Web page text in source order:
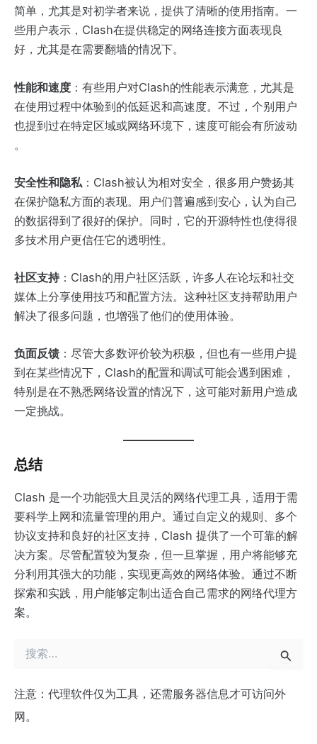
简单，尤其是对初学者来说，提供了清晰的使用指南。一
些用户表示，Clash在提供稳定的网络连接方面表现良
好，尤其是在需要翻墙的情况下​。
性能和速度 ：有些用户对Clash的性能表示满意，尤其是
在使用过程中体验到的低延迟和高速度。不过，个别用户
也提到过在特定区域或网络环境下，速度可能会有所波动​
。
安全性和隐私 ：Clash被认为相对安全，很多用户赞扬其
在保护隐私方面的表现。用户们普遍感到安心，认为自己
的数据得到了很好的保护。同时，它的开源特性也使得很
多技术用户更信任它的透明性​。
社区支持：Clash的用户社区活跃，许多人在论坛和社交
媒体上分享使用技巧和配置方法。这种社区支持帮助用户
解决了很多问题，也增强了他们的使用体验​。
负面反馈 ：尽管大多数评价较为积极，但也有一些用户提
到在某些情况下，Clash的配置和调试可能会遇到困难，
特别是在不熟悉网络设置的情况下，这可能对新用户造成
一定挑战。
总结
Clash 是一个功能强大且灵活的网络代理工具，适用于需
要科学上网和流量管理的用户。通过自定义的规则、多个
协议支持和良好的社区支持，Clash 提供了一个可靠的解
决方案。尽管配置较为复杂，但一旦掌握，用户将能够充
分利用其强大的功能，实现更高效的网络体验。通过不断
探索和实践，用户能够定制出适合自己需求的网络代理方
案。
注意：代理软件仅为工具，还需服务器信息才可访问外
网。